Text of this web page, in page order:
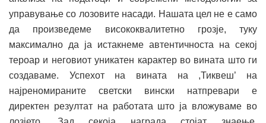
управување со лозовите насади. Нашата цел не е само
да произведеме висококвалитетно грозје, туку
максимално да ја истакнеме автентичноста на секој
тероар и неговиот уникатен карактер во вината што ги
создаваме. Успехот на вината на ,Тиквеш’ на
најреномираните светски вински натпревари е
директен резултат на работата што ја вложуваме во